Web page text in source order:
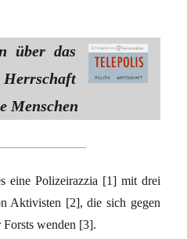
über das
Menschen
eine Polizeirazzia [1] mit drei
Aktivisten [2], die sich gegen
Forsts wenden [3].